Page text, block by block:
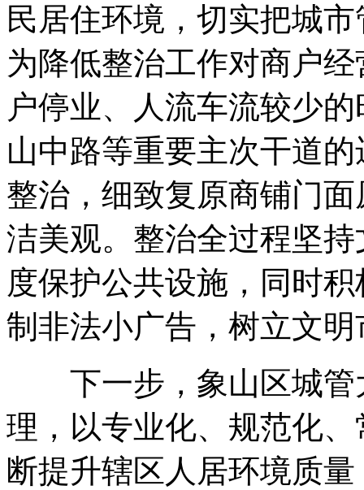
民居住环境，切实把城
为降低整治工作对商户
户停业、人流车流较少
山中路等重要主次干道
整治，细致复原商铺门
洁美观。整治全过程坚
度保护公共设施，同时
制非法小广告，树立文
下一步，象山区城管
理，以专业化、规范化
断提升辖区人居环境质